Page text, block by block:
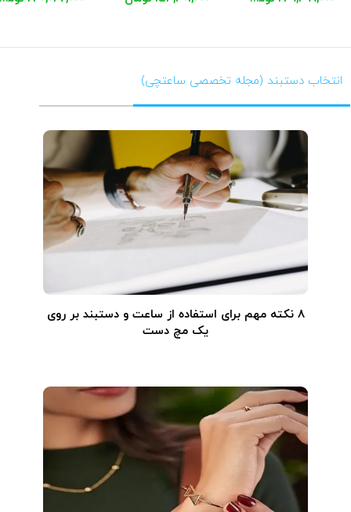
انتخاب دستبند (مجله تخصصی ساعتچی)
۸ نکته مهم برای استفاده از ساعت و دستبند بر روی
یک مچ دست